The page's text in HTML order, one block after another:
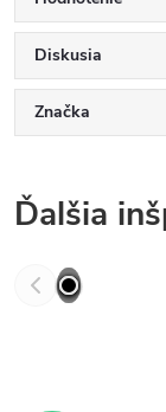
Diskusia
Značka
Ďalšia